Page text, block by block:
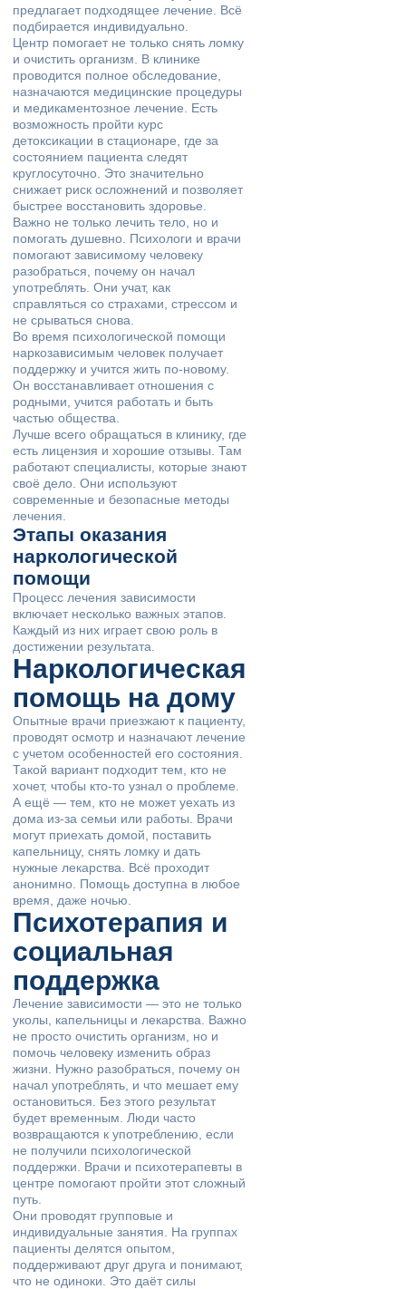
предлагает подходящее лечение. Всё
подбирается индивидуально.
Центр помогает не только снять ломку
и очистить организм. В клинике
проводится полное обследование,
назначаются медицинские процедуры
и медикаментозное лечение. Есть
возможность пройти курс
детоксикации в стационаре, где за
состоянием пациента следят
круглосуточно. Это значительно
снижает риск осложнений и позволяет
быстрее восстановить здоровье.
Важно не только лечить тело, но и
помогать душевно. Психологи и врачи
помогают зависимому человеку
разобраться, почему он начал
употреблять. Они учат, как
справляться со страхами, стрессом и
не срываться снова.
Во время психологической помощи
наркозависимым человек получает
поддержку и учится жить по-новому.
Он восстанавливает отношения с
родными, учится работать и быть
частью общества.
Лучше всего обращаться в клинику, где
есть лицензия и хорошие отзывы. Там
работают специалисты, которые знают
своё дело. Они используют
современные и безопасные методы
лечения.
Этапы оказания
наркологической
помощи
Процесс лечения зависимости
включает несколько важных этапов.
Каждый из них играет свою роль в
достижении результата.
Наркологическая
помощь на дому
Опытные врачи приезжают к пациенту,
проводят осмотр и назначают лечение
с учетом особенностей его состояния.
Такой вариант подходит тем, кто не
хочет, чтобы кто-то узнал о проблеме.
А ещё — тем, кто не может уехать из
дома из-за семьи или работы. Врачи
могут приехать домой, поставить
капельницу, снять ломку и дать
нужные лекарства. Всё проходит
анонимно. Помощь доступна в любое
время, даже ночью.
Психотерапия и
социальная
поддержка
Лечение зависимости — это не только
уколы, капельницы и лекарства. Важно
не просто очистить организм, но и
помочь человеку изменить образ
жизни. Нужно разобраться, почему он
начал употреблять, и что мешает ему
остановиться. Без этого результат
будет временным. Люди часто
возвращаются к употреблению, если
не получили психологической
поддержки. Врачи и психотерапевты в
центре помогают пройти этот сложный
путь.
Они проводят групповые и
индивидуальные занятия. На группах
пациенты делятся опытом,
поддерживают друг друга и понимают,
что не одиноки. Это даёт силы